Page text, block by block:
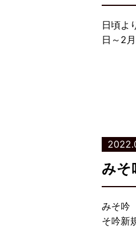
日頃よ
日～2
み
みそ吟
そ吟新